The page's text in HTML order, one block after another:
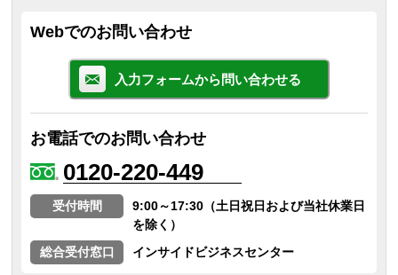
Webでのお問い合わせ
入力フォームから問い合わせる
お電話でのお問い合わせ
0120-220-449
受付時間
9:00～17:30（土日祝日および当社休業日
を除く）
総合受付窓口
インサイドビジネスセンター